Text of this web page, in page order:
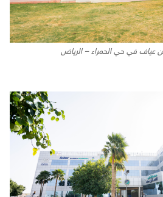
بن عياف في حي الحمراء – الرياض